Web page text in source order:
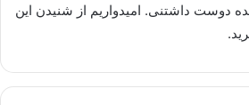
دوست داشتنی. امیدواریم از شنیدن این